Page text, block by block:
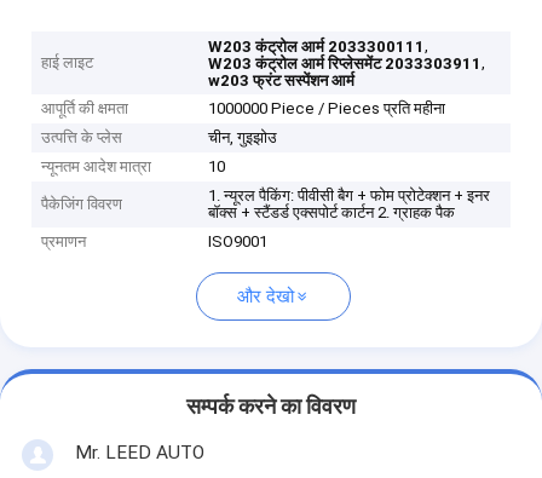
हाई लाइट
W203 कंट्रोल आर्म 2033300111,
W203 कंट्रोल आर्म रिप्लेसमेंट 2033303911,
w203 फ्रंट सस्पेंशन आर्म
आपूर्ति की क्षमता
1000000 Piece / Pieces प्रति महीना
उत्पत्ति के प्लेस
चीन, गुइझोउ
न्यूनतम आदेश मात्रा
10
पैकेजिंग विवरण
1. न्यूरल पैकिंग: पीवीसी बैग + फोम प्रोटेक्शन + इनर
बॉक्स + स्टैंडर्ड एक्सपोर्ट कार्टन 2. ग्राहक पैक
प्रमाणन
ISO9001
और देखो
सम्पर्क करने का विवरण
Mr. LEED AUTO